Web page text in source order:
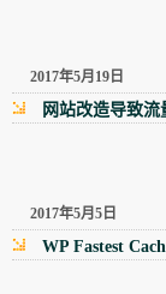
2017年5月19日
网站改造导致
2017年5月5日
WP Fastest